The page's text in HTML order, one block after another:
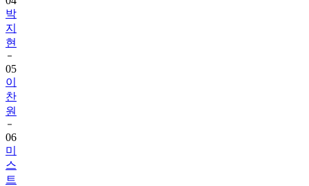
박
지
현
05
이
찬
원
06
미
스
트